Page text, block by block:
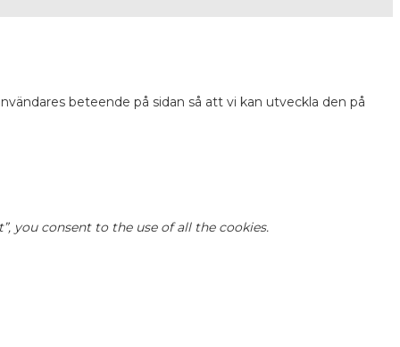
beteende på sidan så att vi kan utveckla den på
you consent to the use of all the cookies.